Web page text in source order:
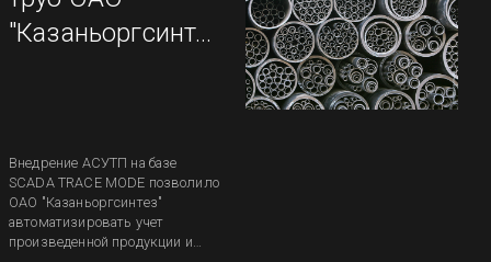
"Казаньоргсинтез"
Внедрение АСУТП на базе
SCADA TRACE MODE позволило
ОАО "Казаньоргсинтез"
автоматизировать учет
произведенной продукции и